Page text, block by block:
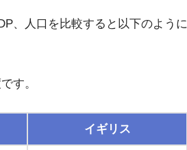
、人口を比較すると以下のように
す。
イギリス